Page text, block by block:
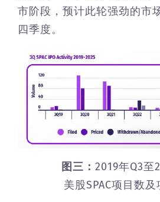
市阶段，预计此轮强劲的市
四季度。
图三： 2019年Q3至
美股SPAC项目数